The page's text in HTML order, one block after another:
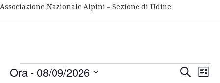
Associazione Nazionale Alpini – Sezione di Udine
Cerca
Lista
Ora - 08/09/2026